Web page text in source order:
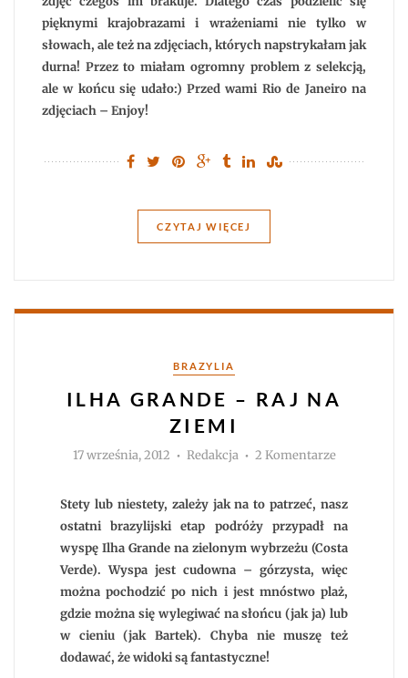
pięknymi krajobrazami i wrażeniami nie tylko w
słowach, ale też na zdjęciach, których napstrykałam jak
durna! Przez to miałam ogromny problem z selekcją,
ale w końcu się udało:) Przed wami Rio de Janeiro na
zdjęciach – Enjoy!
CZYTAJ WIĘCEJ
Kategorie
BRAZYLIA
ILHA GRANDE – RAJ NA
ZIEMI
17 września, 2012 Autor
Redakcja 2 Komentarzedo
raj
na
ziemi
Stety lub niestety, zależy jak na to patrzeć, nasz
ostatni brazylijski etap podróży przypadł na
wyspę Ilha Grande na zielonym wybrzeżu (Costa
Verde). Wyspa jest cudowna – górzysta, więc
można pochodzić po nich i jest mnóstwo plaż,
gdzie można się wylegiwać na słońcu (jak ja) lub
w cieniu (jak Bartek). Chyba nie muszę też
dodawać, że widoki są fantastyczne!